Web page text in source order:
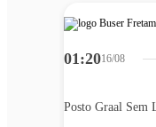
01:2016/08
Posto Graal Sem